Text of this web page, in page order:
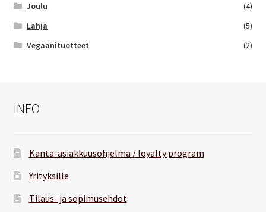
Joulu
(4)
Lahja
(5)
Vegaanituotteet
(2)
INFO
Kanta-asiakkuusohjelma / loyalty program
Yrityksille
Tilaus- ja sopimusehdot